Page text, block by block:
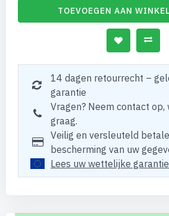
TOEVOEGEN AAN
14 dagen retourrecht –
garantie
Vragen? Neem contact op,
graag.
Veilig en versleuteld
bescherming van uw
Lees uw wettelijke